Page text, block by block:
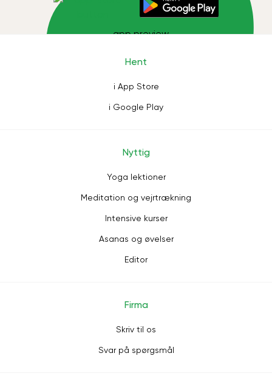
Hent
i App Store
i Google Play
Nyttig
Yoga lektioner
Meditation og vejrtrækning
Intensive kurser
Asanas og øvelser
Editor
Firma
Skriv til os
Svar på spørgsmål